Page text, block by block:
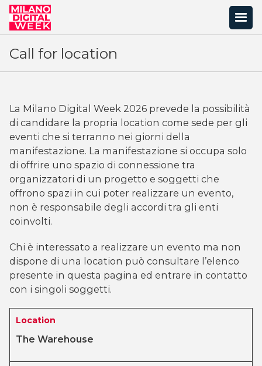
Call for location
La Milano Digital Week 2026 prevede la possibilità
di candidare la propria location come sede per gli
eventi che si terranno nei giorni della
manifestazione. La manifestazione si occupa solo
di offrire uno spazio di connessione tra
organizzatori di un progetto e soggetti che
offrono spazi in cui poter realizzare un evento,
non è responsabile degli accordi tra gli enti
coinvolti.
Chi è interessato a realizzare un evento ma non
dispone di una location può consultare l’elenco
presente in questa pagina ed entrare in contatto
con i singoli soggetti.
Location
The Warehouse